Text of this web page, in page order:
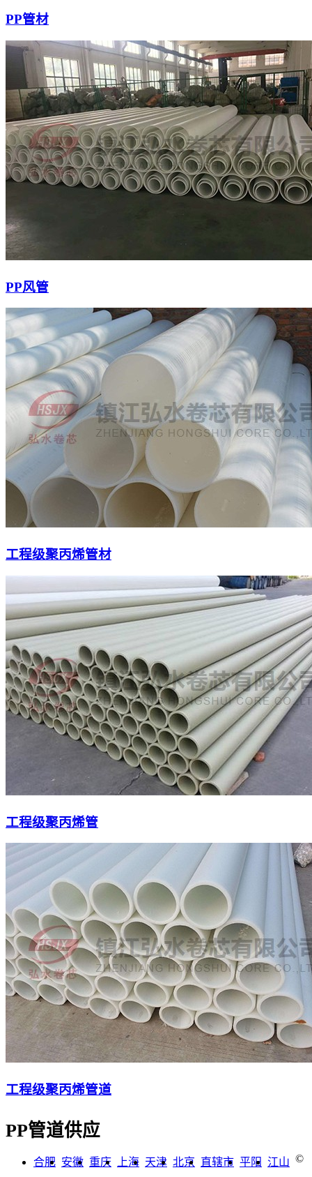
PP管材
PP风管
工程级聚丙烯管材
工程级聚丙烯管
工程级聚丙烯管道
PP管道供应
合肥 安徽 重庆 上海 天津 北京 直辖市 平阳
江山 ©